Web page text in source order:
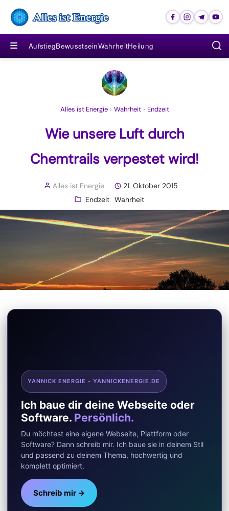
≡ AufstiegBewusstseinWahrheitHeilung
Alles ist Energie › Wahrheit › Endzeit
Wie unsere Luft durch
Chemtrails verpestet wird!
Alles ist Energie
21. Oktober 2015
Endzeit Wahrheit
YANNICK ENERGIE - YANNICKENERGIE.DE
Ich baue dir deine Webseite oder
Software. Persönlich.
Du möchtest eine eigene Webseite, Plattform oder
Software? Dann schreib mir. Ich baue sie in deinem Stil
und passend zu deinem Thema, hochwertig und
komplett optimiert.
Schreib mir →